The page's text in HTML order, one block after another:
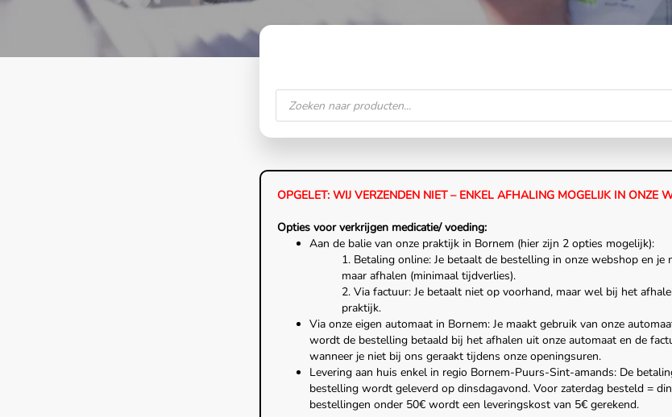
OPGELET: WIJ VERZENDEN NIET – ENKEL AFHALING MOGELIJK IN ONZE
Opties voor verkrijgen medicatie/ voeding:
Aan de balie van onze praktijk in Bornem (hier zijn 2 opties mogelijk):
1. Betaling online: Je betaalt de bestelling in onze webshop en je
maar afhalen (minimaal tijdverlies).
2. Via factuur: Je betaalt niet op voorhand, maar wel bij het
praktijk.
Via onze eigen automaat in Bornem: Je maakt gebruik van onze
wordt de bestelling betaald bij het afhalen uit onze automaat en de
wanneer je niet bij ons geraakt tijdens onze openingsuren.
Levering aan huis enkel in regio Bornem-Puurs-Sint-amands: De
bestelling wordt geleverd op dinsdagavond. Voor zaterdag besteld =
bestellingen onder 50€ wordt een leveringskost van 5€ gerekend.